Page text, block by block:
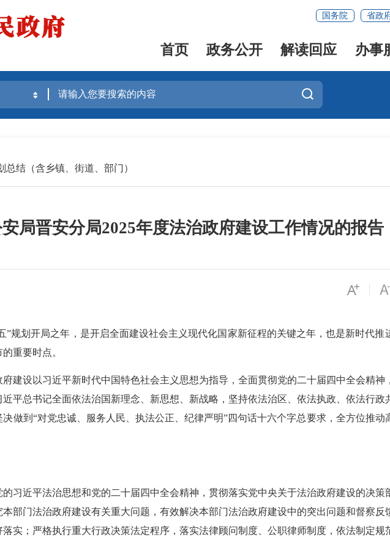
国务院 省政
首页 政务公开 解读回应 办事
总结（含乡镇、街道、部门）
局晋安分局2025年度法治政府建设工作情况的报告
规划开局之年，是开启全面建设社会主义现代化国家新征程的关键之年，也是新时代推
重要时点。
设以习近平新时代中国特色社会主义思想为指导，全面贯彻党的二十届四中全会精神
平总书记全面依法治国新理念、新思想、新战略，坚持依法治区、依法执政、依法行政
做到“对党忠诚、服务人民、执法公正、纪律严明”四句话十六个字总要求，全方位推动
近平法治思想和党的二十届四中全会精神，贯彻落实党中央关于法治政府建设的决策
部门法治政府建设有关重大问题，有效解决本部门法治政府建设中的突出问题和督察反
实；严格执行重大行政决策法定程序，落实法律顾问制度、公职律师制度，依法制定规